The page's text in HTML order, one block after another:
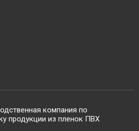
компания по
продукции из пленок ПВХ